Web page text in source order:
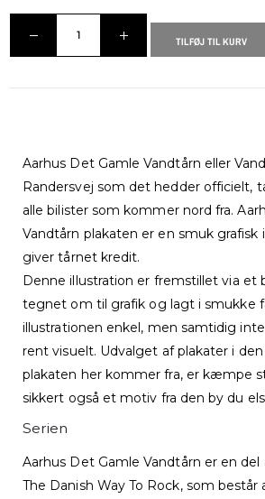
TILFØJ TIL KURV
Aarhus Det Gamle Vandtårn eller
Randersvej som det hedder officielt,
alle bilister som kommer nord fra.
Vandtårn plakaten er en smuk grafisk
giver tårnet kredit.
Denne illustration er fremstillet via et
tegnet om til grafik og lagt i smukke
illustrationen enkel, men samtidig
rent visuelt. Udvalget af plakater i
plakaten her kommer fra, er kæmpe
sikkert også et motiv fra den by du
Serien
Aarhus Det Gamle Vandtårn er en del
The Danish Way To Rock, som